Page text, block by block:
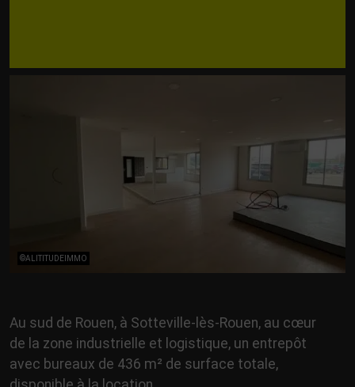
©ALITITUDEIMMO
Au sud de Rouen, à Sotteville-lès-Rouen, au cœur
de la zone industrielle et logistique, un entrepôt
avec bureaux de 436 m² de surface totale,